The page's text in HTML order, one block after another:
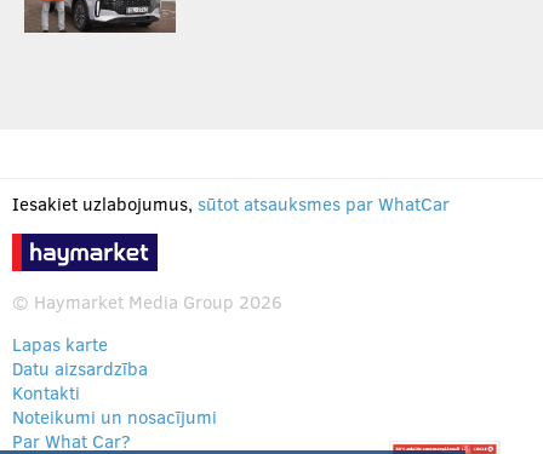
Iesakiet uzlabojumus, sūtot atsauksmes par WhatCar
© Haymarket Media Group 2026
Lapas karte
Datu aizsardzība
Kontakti
Noteikumi un nosacījumi
Par What Car?